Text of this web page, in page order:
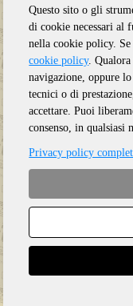
Anno:2024
Questo sito o gli
di cookie necessari al
nella cookie policy.
cookie policy. Qualora
navigazione, oppure
tecnici o di
accettare. Puoi
consenso, in qualsiasi
Privacy policy